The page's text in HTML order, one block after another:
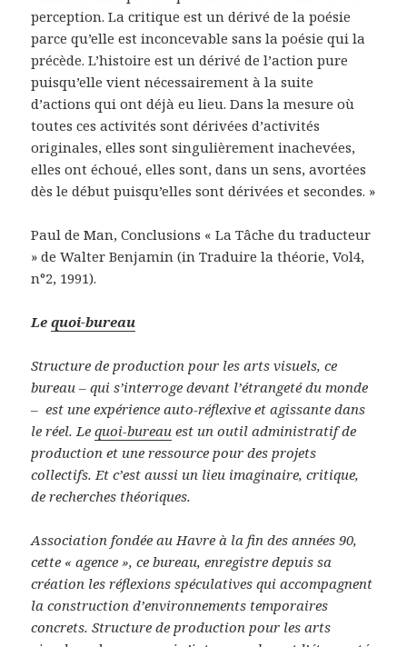
perception. La critique est un dérivé de la poésie
parce qu’elle est inconcevable sans la poésie qui la
précède. L’histoire est un dérivé de l’action pure
puisqu’elle vient nécessairement à la suite
d’actions qui ont déjà eu lieu. Dans la mesure où
toutes ces activités sont dérivées d’activités
originales, elles sont singulièrement inachevées,
elles ont échoué, elles sont, dans un sens, avortées
dès le début puisqu’elles sont dérivées et secondes. »
Paul de Man, Conclusions « La Tâche du traducteur
» de Walter Benjamin (in Traduire la théorie, Vol4,
n°2, 1991).
Lequoi-bureau
Structure de production pour les arts visuels, ce
bureau – qui s’interroge devant l’étrangeté du monde
– est une expérience auto-réflexive et agissante dans
le réel. Lequoi-bureau est un outil administratif de
production et une ressource pour des projets
collectifs. Et c’est aussi un lieu imaginaire, critique,
de recherches théoriques.
Association fondée au Havre à la fin des années 90,
cette « agence », ce bureau, enregistre depuis sa
création les réflexions spéculatives qui accompagnent
la construction d’environnements temporaires
concrets. Structure de production pour les arts